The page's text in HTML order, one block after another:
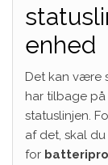
enhed
Det kan være
har tilbage
statuslinjen.
af ​​det, skal
for